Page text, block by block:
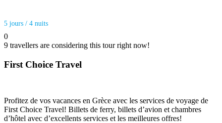
5 jours / 4 nuits
0
9 travellers are considering this tour right now!
First Choice Travel
Profitez de vos vacances en Grèce avec les services de voyage de
First Choice Travel! Billets de ferry, billets d’avion et chambres
d’hôtel avec d’excellents services et les meilleures offres!